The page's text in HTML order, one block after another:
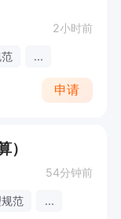
2小时前
...
申请
）
54分钟前
范 ...